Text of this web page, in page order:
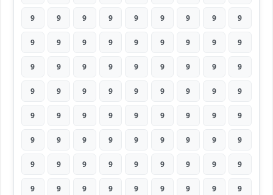
9 9 9 9 9 9 9 9 9
9 9 9 9 9 9 9 9 9
9 9 9 9 9 9 9 9 9
9 9 9 9 9 9 9 9 9
9 9 9 9 9 9 9 9 9
9 9 9 9 9 9 9 9 9
9 9 9 9 9 9 9 9 9
9 9 9 9 9 9 9 9 9